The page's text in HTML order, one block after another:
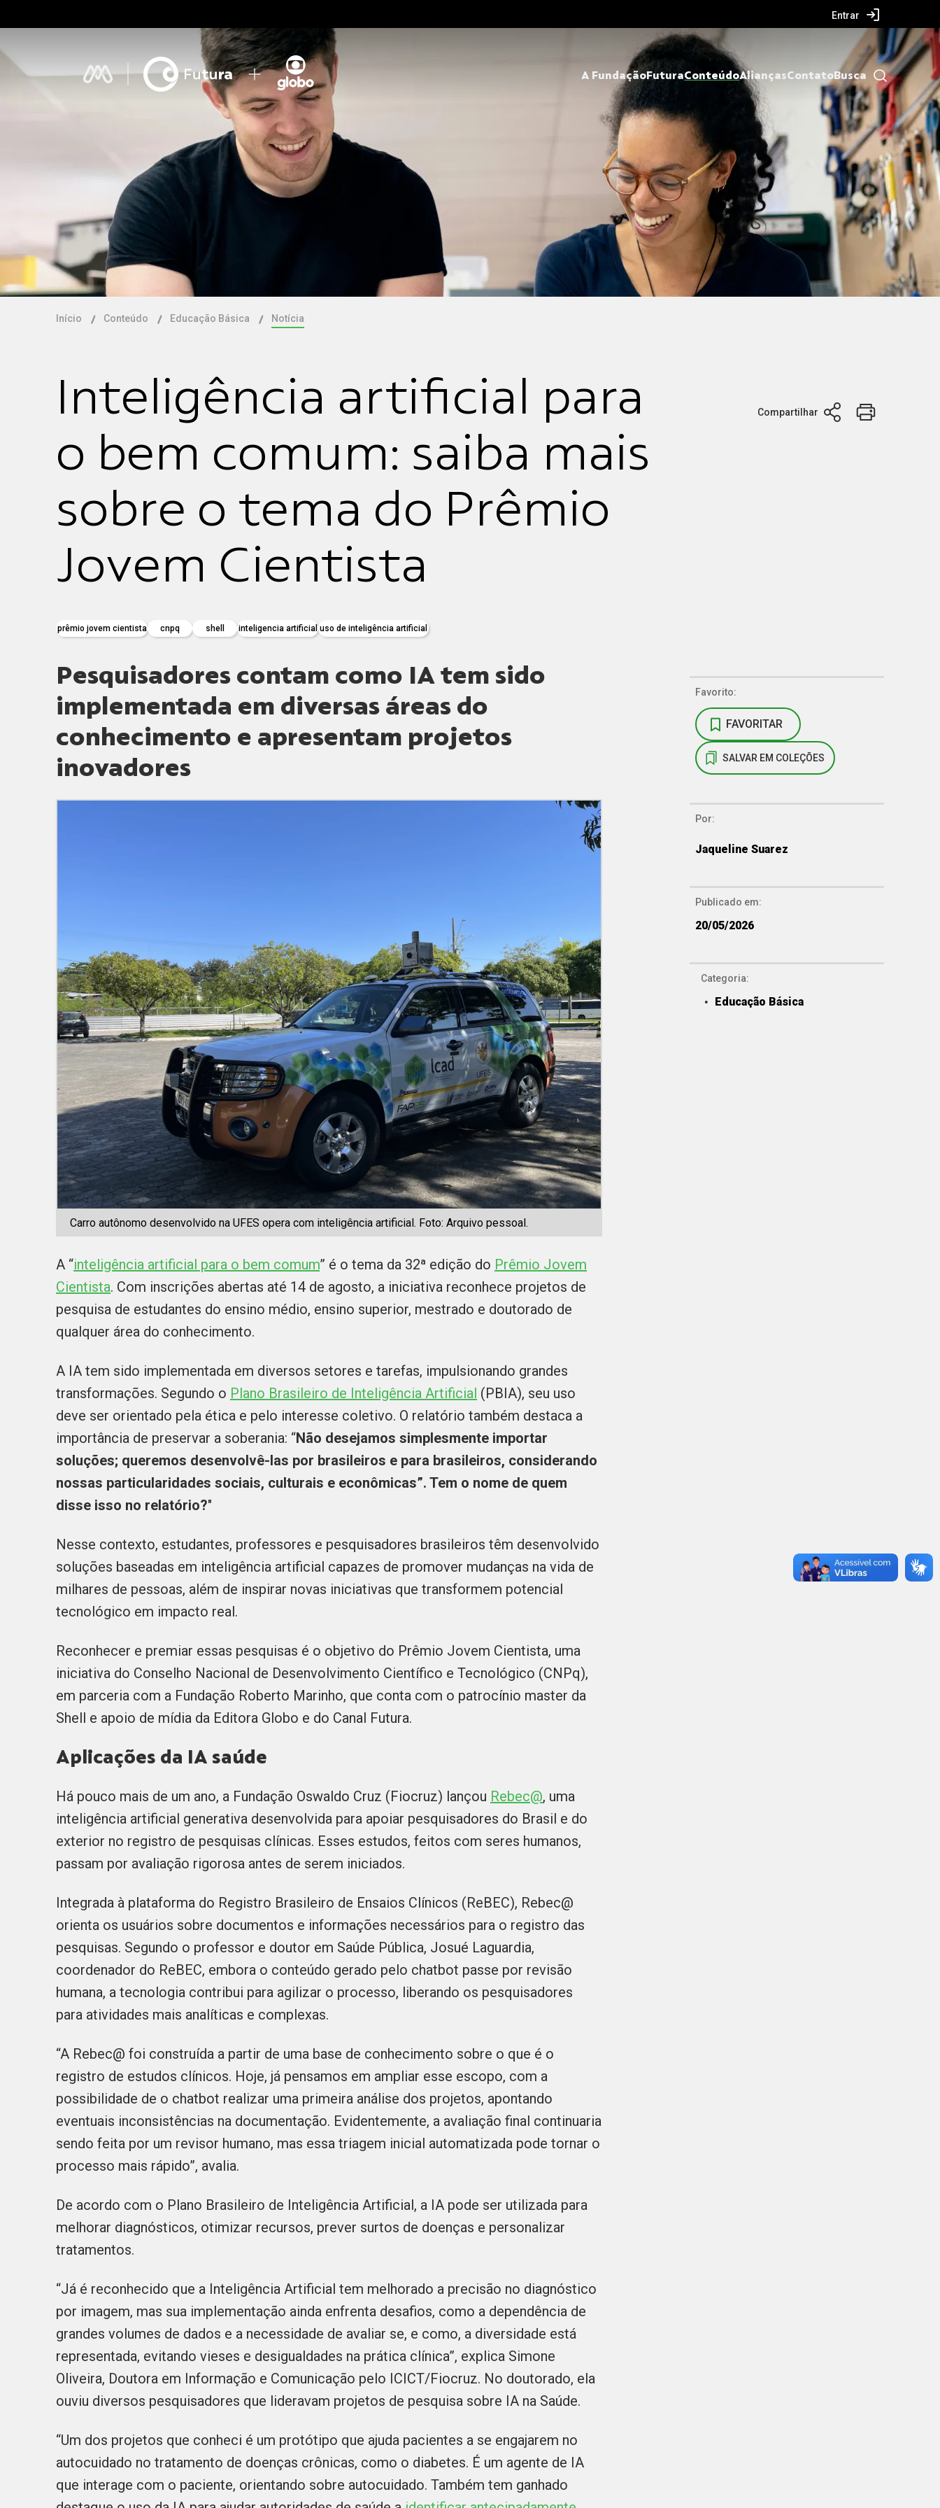
Entrar
A FundaçãoFuturaConteúdoAliançasContatoBusca
Início Conteúdo Educação Básica Notícia
Inteligência artificial para
o bem comum: saiba mais
sobre o tema do Prêmio
Jovem Cientista
prêmio jovem cientista cnpq shell inteligencia artificial uso de inteligência artificial
Compartilhar
Pesquisadores contam como IA tem sido
implementada em diversas áreas do
conhecimento e apresentam projetos
inovadores
Carro autônomo desenvolvido na UFES opera com inteligência artificial. Foto: Arquivo pessoal.
A “inteligência artificial para o bem comum” é o tema da 32ª edição do Prêmio Jovem
Cientista. Com inscrições abertas até 14 de agosto, a iniciativa reconhece projetos de
pesquisa de estudantes do ensino médio, ensino superior, mestrado e doutorado de
qualquer área do conhecimento.
A IA tem sido implementada em diversos setores e tarefas, impulsionando grandes
transformações. Segundo o Plano Brasileiro de Inteligência Artificial (PBIA), seu uso
deve ser orientado pela ética e pelo interesse coletivo. O relatório também destaca a
importância de preservar a soberania: “Não desejamos simplesmente importar
soluções; queremos desenvolvê-las por brasileiros e para brasileiros, considerando
nossas particularidades sociais, culturais e econômicas”. Tem o nome de quem
disse isso no relatório?"
Nesse contexto, estudantes, professores e pesquisadores brasileiros têm desenvolvido
soluções baseadas em inteligência artificial capazes de promover mudanças na vida de
milhares de pessoas, além de inspirar novas iniciativas que transformem potencial
tecnológico em impacto real.
Reconhecer e premiar essas pesquisas é o objetivo do Prêmio Jovem Cientista, uma
iniciativa do Conselho Nacional de Desenvolvimento Científico e Tecnológico (CNPq),
em parceria com a Fundação Roberto Marinho, que conta com o patrocínio master da
Shell e apoio de mídia da Editora Globo e do Canal Futura.
Aplicações da IA saúde
Há pouco mais de um ano, a Fundação Oswaldo Cruz (Fiocruz) lançou Rebec@, uma
inteligência artificial generativa desenvolvida para apoiar pesquisadores do Brasil e do
exterior no registro de pesquisas clínicas. Esses estudos, feitos com seres humanos,
passam por avaliação rigorosa antes de serem iniciados.
Integrada à plataforma do Registro Brasileiro de Ensaios Clínicos (ReBEC), Rebec@
orienta os usuários sobre documentos e informações necessários para o registro das
pesquisas. Segundo o professor e doutor em Saúde Pública, Josué Laguardia,
coordenador do ReBEC, embora o conteúdo gerado pelo chatbot passe por revisão
humana, a tecnologia contribui para agilizar o processo, liberando os pesquisadores
para atividades mais analíticas e complexas.
“A Rebec@ foi construída a partir de uma base de conhecimento sobre o que é o
registro de estudos clínicos. Hoje, já pensamos em ampliar esse escopo, com a
possibilidade de o chatbot realizar uma primeira análise dos projetos, apontando
eventuais inconsistências na documentação. Evidentemente, a avaliação final continuaria
sendo feita por um revisor humano, mas essa triagem inicial automatizada pode tornar o
processo mais rápido”, avalia.
De acordo com o Plano Brasileiro de Inteligência Artificial, a IA pode ser utilizada para
melhorar diagnósticos, otimizar recursos, prever surtos de doenças e personalizar
tratamentos.
“Já é reconhecido que a Inteligência Artificial tem melhorado a precisão no diagnóstico
por imagem, mas sua implementação ainda enfrenta desafios, como a dependência de
grandes volumes de dados e a necessidade de avaliar se, e como, a diversidade está
representada, evitando vieses e desigualdades na prática clínica”, explica Simone
Oliveira, Doutora em Informação e Comunicação pelo ICICT/Fiocruz. No doutorado, ela
ouviu diversos pesquisadores que lideravam projetos de pesquisa sobre IA na Saúde.
“Um dos projetos que conheci é um protótipo que ajuda pacientes a se engajarem no
autocuidado no tratamento de doenças crônicas, como o diabetes. É um agente de IA
que interage com o paciente, orientando sobre autocuidado. Também tem ganhado
Favorito:
FAVORITAR
SALVAR EM COLEÇÕES
Por:
Jaqueline Suarez
Publicado em:
20/05/2026
Categoria:
Educação Básica